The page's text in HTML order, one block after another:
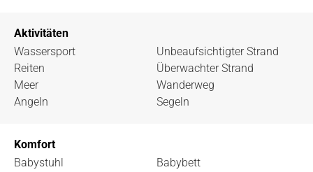
Aktivitäten
Wassersport
Reiten
Meer
Angeln
Unbeaufsichtigter Strand
Überwachter Strand
Wanderweg
Segeln
Komfort
Babystuhl
Babybett